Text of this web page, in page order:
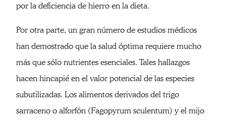
por la deficiencia de hierro en la dieta.
Por otra parte, un gran número de estudios médicos
han demostrado que la salud óptima requiere mucho
más que sólo nutrientes esenciales. Tales hallazgos
hacen hincapié en el valor potencial de las especies
subutilizadas. Los alimentos derivados del trigo
sarraceno o alforfón (Fagopyrum sculentum) y el mijo